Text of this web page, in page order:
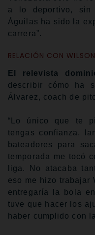
a lo deportivo, sin
Águilas ha sido la
carrera”.
RELACIÓN CON
El relevista
describir cómo ha
Álvarez, coach de
“Lo único que te
tengas confianza,
bateadores para
temporada me tocó
liga. No atacaba
eso me hizo trabajar
entregaría la bola
tuve que hacer los
haber cumplido con